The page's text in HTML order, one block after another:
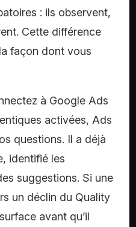
: ils observent,
Cette différence
façon dont vous
à Google Ads
activées, Ads
questions. Il a déjà
identifié les
suggestions. Si une
un déclin du Quality
avant qu’il